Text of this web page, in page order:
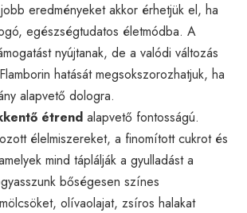
eredményeket akkor érhetjük el, ha
egészségtudatos életmódba. A
nyújtanak, de a valódi változás
hatását megsokszorozhatjuk, ha
alapvető dologra.
étrend alapvető fontosságú.
élelmiszereket, a finomított cukrot és
mind táplálják a gyulladást a
bőségesen színes
olívaolajat, zsíros halakat